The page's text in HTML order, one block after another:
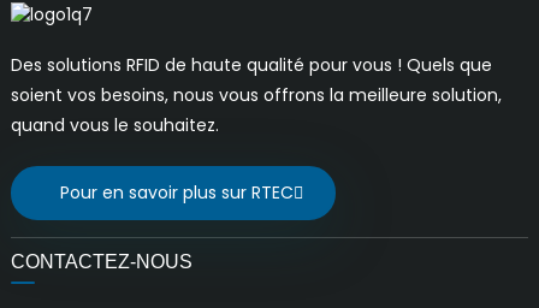
Des solutions RFID de haute qualité pour vous ! Quels que
soient vos besoins, nous vous offrons la meilleure solution,
quand vous le souhaitez.
Pour en savoir plus sur RTEC
CONTACTEZ-NOUS